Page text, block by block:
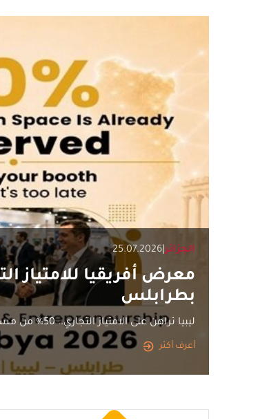
الجزائر|
25.07.2026
معرض أفريقيا للامتياز
بطرابلس
ليبيا تراهن على الامتياز التجاري.. 50% من مساحات معرض أفريقيا 2026 تُحجز مبكرًا
أعرف أكثر